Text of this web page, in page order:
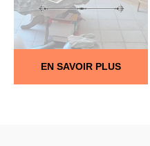
EN SAVOIR PLUS